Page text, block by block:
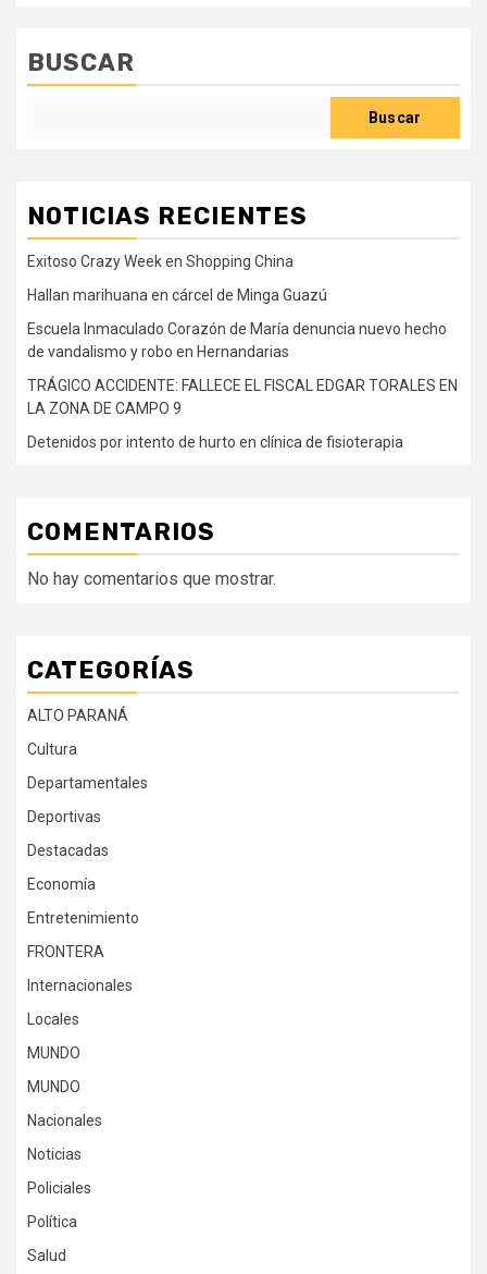
BUSCAR
Buscar
NOTICIAS RECIENTES
Exitoso Crazy Week en Shopping China
Hallan marihuana en cárcel de Minga Guazú
Escuela Inmaculado Corazón de María denuncia nuevo hecho
de vandalismo y robo en Hernandarias
TRÁGICO ACCIDENTE: FALLECE EL FISCAL EDGAR TORALES EN
LA ZONA DE CAMPO 9
Detenidos por intento de hurto en clínica de fisioterapia
COMENTARIOS
No hay comentarios que mostrar.
CATEGORÍAS
ALTO PARANÁ
Cultura
Departamentales
Deportivas
Destacadas
Economía
Entretenimiento
FRONTERA
Internacionales
Locales
MUNDO
MUNDO
Nacionales
Noticias
Policiales
Política
Salud